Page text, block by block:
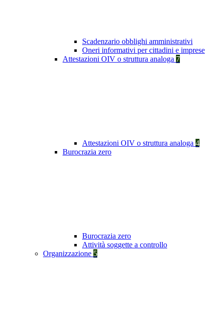
Scadenzario obblighi amministrativi
Oneri informativi per cittadini e imprese
Attestazioni OIV o struttura analoga 7
Attestazioni OIV o struttura analoga 4
Burocrazia zero
Burocrazia zero
Attività soggette a controllo
Organizzazione 5